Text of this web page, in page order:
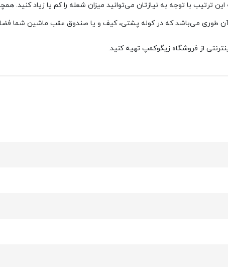
با توجه به نیازتان می‌توانید میزان شعله را کم یا زیاد کنید.
آن طوری می‌باشد که در کوله پشتی، کیف و یا صندوق عقب ماشین شما